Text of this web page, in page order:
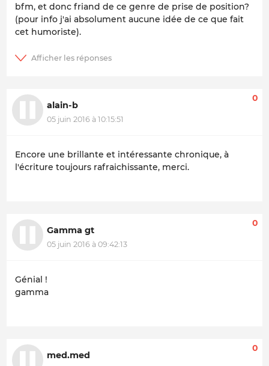
bfm, et donc friand de ce genre de prise de position?
(pour info j'ai absolument aucune idée de ce que fait
cet humoriste).
alain-b
05 juin 2016 à 10:15:51
0
Encore une brillante et intéressante chronique, à
l'écriture toujours rafraichissante, merci.
Gamma gt
05 juin 2016 à 09:42:13
0
Génial !
gamma
med.med
0